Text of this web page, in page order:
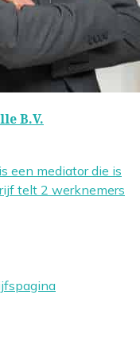
B.V.
een mediator die is
telt 2 werknemers